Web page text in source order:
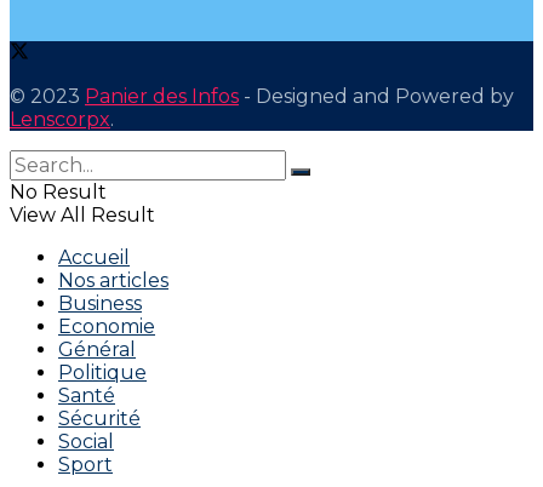
© 2023 Panier des Infos - Designed and Powered by
Lenscorpx.
No Result
View All Result
Accueil
Nos articles
Business
Economie
Général
Politique
Santé
Sécurité
Social
Sport